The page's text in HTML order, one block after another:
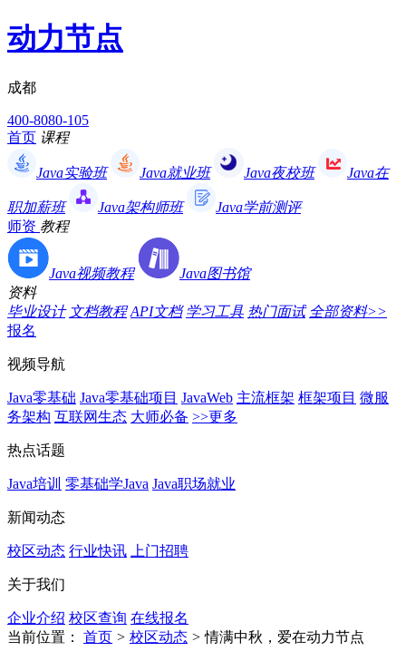
动力节点
成都
400-8080-105
首页 课程
Java实验班 Java就业班 Java夜校班 Java在
职加薪班 Java架构师班
Java学前测评
师资 教程
Java视频教程
Java图书馆
资料
毕业设计 文档教程 API文档 学习工具 热门面试 全部资料>>
报名
视频导航
Java零基础 Java零基础项目 JavaWeb 主流框架 框架项目 微服
务架构 互联网生态 大师必备 >>更多
热点话题
Java培训 零基础学Java Java职场就业
新闻动态
校区动态 行业快讯 上门招聘
关于我们
企业介绍 校区查询 在线报名
当前位置：
首页 > 校区动态 > 情满中秋，爱在动力节点